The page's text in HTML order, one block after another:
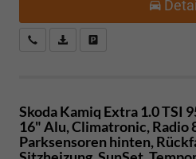
Kostenloser Rückruf-Service
PDF-Datei, Fahrzeugexposé
Skoda Kamiq Extra 1.0 TSI
16" Alu, Climatronic, Radio
Parksensoren hinten,